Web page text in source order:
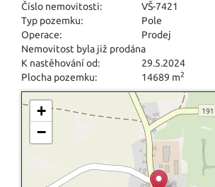
Číslo nemovitosti:
VŠ-7421
Typ pozemku:
Pole
Operace:
Prodej
Nemovitost byla již prodána
K nastěhování od:
29.5.2024
Plocha pozemku:
14689 m2
+
−